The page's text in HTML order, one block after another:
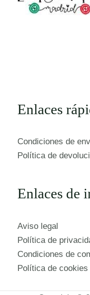
Enlaces
Condiciones de
Política de
Enlaces de
Aviso legal
Política de
Condiciones de
Política de cookies